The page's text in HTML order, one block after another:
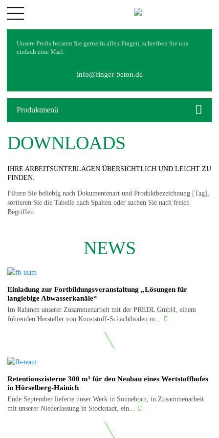
UNTERNEHMEN
Philosophie
Downloads
REFERENZEN
KONTAKT
LOGIN
Unsere Profis beraten Sie gerne in allen Fragen, schreiben Sie uns
einfach eine Mail:
info@finger-beton.de
Produktmenü
DOWNLOADS
IHRE ARBEITSUNTERLAGEN ÜBERSICHTLICH UND LEICHT ZU
FINDEN.
Filtern Sie beliebig nach Dokumentenart und Produktbezeichnung [Tag],
sortieren Sie die Tabelle nach Spalten oder suchen Sie nach freien
Begriffen.
NEWS
Einladung zur Fortbildungsveranstaltung „Lösungen für
langlebige Abwasserkanäle“
Im Rahmen unserer Zusammenarbeit mit der PREDL GmbH, einem
führenden Hersteller von Kunststoff-Schachtböden m...
Retentionszisterne 300 m³ für den Neubau eines Wertstoffhofes
in Hörselberg-Hainich
Ende September lieferte unser Werk in Sonneborn, in Zusammenarbeit
mit unserer Niederlassung in Stockstadt, ein...